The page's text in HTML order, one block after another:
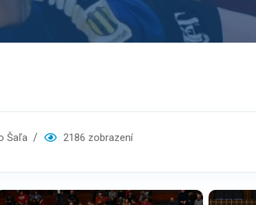
Šaľa 2186 zobrazení